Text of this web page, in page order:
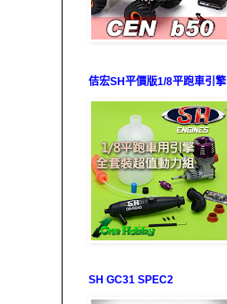
佶宏SH平價版1/8平跑車引擎
SH GC31 SPEC2